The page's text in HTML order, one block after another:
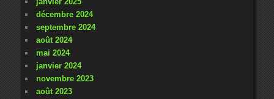
décembre 2024
septembre 2024
août 2024
mai 2024
janvier 2024
novembre 2023
août 2023